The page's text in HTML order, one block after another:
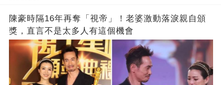
陳豪時隔16年再奪「視帝」！老婆激動落淚親自頒
獎，直言不是太多人有這個機會